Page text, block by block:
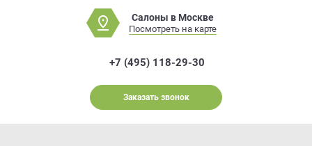
Салоны в Москве
Посмотреть на карте
+7 (495) 118-29-30
Заказать звонок